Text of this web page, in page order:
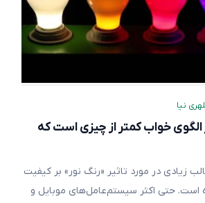
نیا
الگوی خواب کمتر از چیزی است که
زیادی در مورد تاثیر «رنگ نور» بر کیفیت
حتی اکثر سیستم‌عامل‌های موبایل و